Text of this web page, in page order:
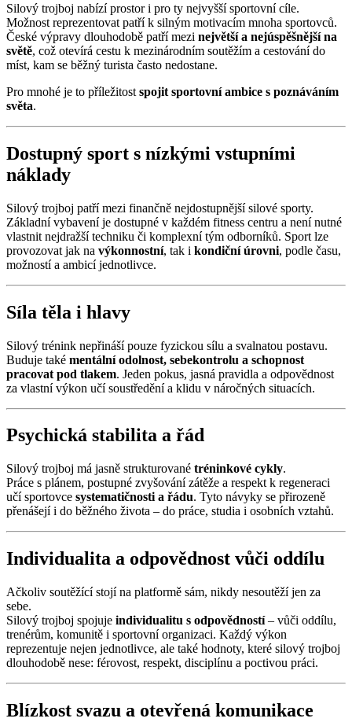
Silový trojboj nabízí prostor i pro ty nejvyšší sportovní cíle.
Možnost reprezentovat patří k silným motivacím mnoha sportovců.
České výpravy dlouhodobě patří mezi největší a nejúspěšnější na
světě, což otevírá cestu k mezinárodním soutěžím a cestování do
míst, kam se běžný turista často nedostane.
Pro mnohé je to příležitost spojit sportovní ambice s poznáváním
světa.
Dostupný sport s nízkými vstupními
náklady
Silový trojboj patří mezi finančně nejdostupnější silové sporty.
Základní vybavení je dostupné v každém fitness centru a není nutné
vlastnit nejdražší techniku či komplexní tým odborníků. Sport lze
provozovat jak na výkonnostní, tak i kondiční úrovni, podle času,
možností a ambicí jednotlivce.
Síla těla i hlavy
Silový trénink nepřináší pouze fyzickou sílu a svalnatou postavu.
Buduje také mentální odolnost, sebekontrolu a schopnost
pracovat pod tlakem. Jeden pokus, jasná pravidla a odpovědnost
za vlastní výkon učí soustředění a klidu v náročných situacích.
Psychická stabilita a řád
Silový trojboj má jasně strukturované tréninkové cykly.
Práce s plánem, postupné zvyšování zátěže a respekt k regeneraci
učí sportovce systematičnosti a řádu. Tyto návyky se přirozeně
přenášejí i do běžného života – do práce, studia i osobních vztahů.
Individualita a odpovědnost vůči oddílu
Ačkoliv soutěžící stojí na platformě sám, nikdy nesoutěží jen za
sebe.
Silový trojboj spojuje individualitu s odpovědností– vůči oddílu,
trenérům, komunitě i sportovní organizaci. Každý výkon
reprezentuje nejen jednotlivce, ale také hodnoty, které silový trojboj
dlouhodobě nese: férovost, respekt, disciplínu a poctivou práci.
Blízkost svazu a otevřená komunikace